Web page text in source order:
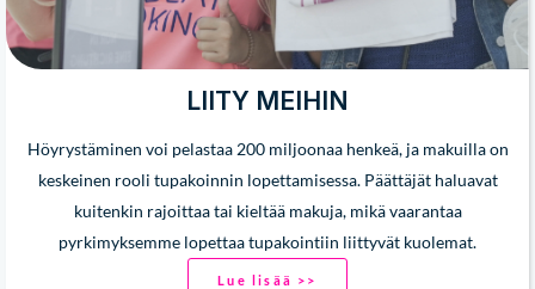
LIITY MEIHIN
Höyrystäminen voi pelastaa 200 miljoonaa henkeä, ja makuilla on
keskeinen rooli tupakoinnin lopettamisessa. Päättäjät haluavat
kuitenkin rajoittaa tai kieltää makuja, mikä vaarantaa
pyrkimyksemme lopettaa tupakointiin liittyvät kuolemat.
Lue lisää >>